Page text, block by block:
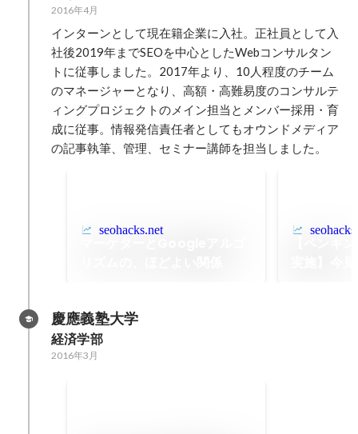
2016年4月
インターンとして現在籍企業に入社。正社員として入
社後2019年までSEOを中心としたWebコンサルタン
トに従事しました。2017年より、10人程度のチーム
のマネージャーとなり、高額・高難易度のコンサルテ
ィングプロジェクトのメイン担当とメンバー採用・育
成に従事。情報発信責任者としてもオウンドメディア
の記事執筆、管理、セミナー講師を担当しました。
seohacks.net
慶應義塾大学
経済学部
2016年3月